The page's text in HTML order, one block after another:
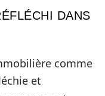
DANS
comme
et